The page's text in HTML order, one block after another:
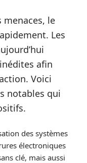
menaces, le
Les
afin
Voici
notables qui
des systèmes
électroniques
clé, mais aussi